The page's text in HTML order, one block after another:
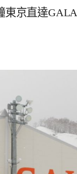
東京直達